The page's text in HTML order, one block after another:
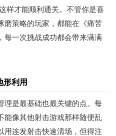
样才能顺利通关。不管你是喜
磨策略的玩家，都能在《痛苦
每一次挑战成功都会带来满满
形利用
理是最基础也最关键的点。每
能像其他射击游戏那样随便乱
用连发射击快速清场，但得注